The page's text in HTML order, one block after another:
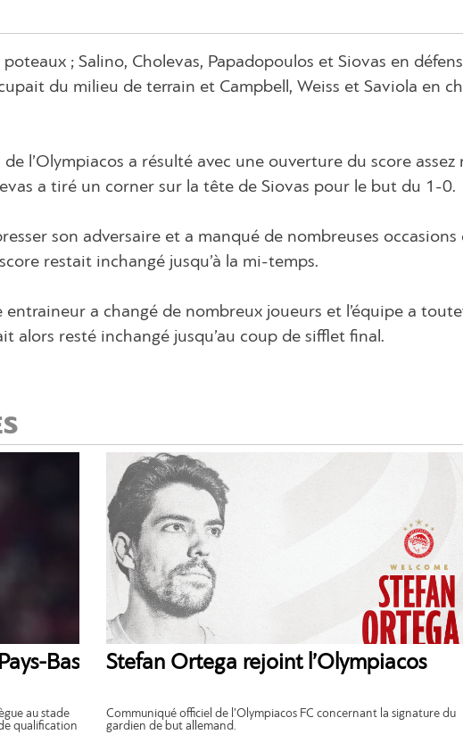
; Salino, Cholevas, Papadopoulos et Siovas en
du milieu de terrain et Campbell, Weiss et Saviola en
l’Olympiacos a résulté avec une ouverture du score assez
a tiré un corner sur la tête de Siovas pour le but du 1-0.
son adversaire et a manqué de nombreuses occasions
restait inchangé jusqu’à la mi-temps.
a changé de nombreux joueurs et l’équipe a
alors resté inchangé jusqu’au coup de sifflet final.
Bas
au stade
qualification
Stefan Ortega rejoint l’Olympiacos
Communiqué officiel de l’Olympiacos FC concernant la signature du
gardien de but allemand.